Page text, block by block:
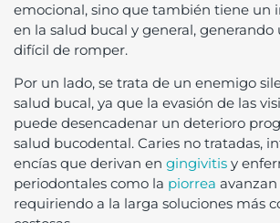
emocional, sino que también tiene un
en la salud bucal y general, generando
difícil de romper.
Por un lado, se trata de un enemigo
salud bucal, ya que la evasión de las
puede desencadenar un deterioro
salud bucodental. Caries no tratadas,
encías que derivan en gingivitis y
periodontales como la piorrea
requiriendo a la larga soluciones más